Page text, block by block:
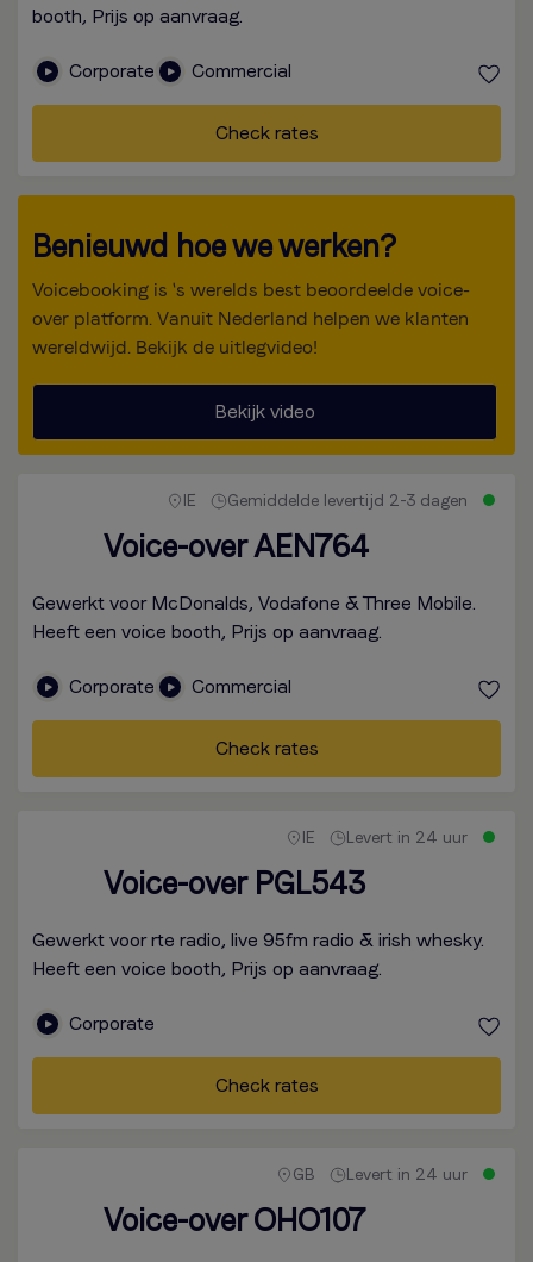
booth, Prijs op aanvraag.
Corporate Commercial
Check rates
Benieuwd hoe we werken?
Voicebooking is 's werelds best beoordeelde voice-
over platform. Vanuit Nederland helpen we klanten
wereldwijd. Bekijk de uitlegvideo!
Bekijk video
IE Gemiddelde levertijd 2-3 dagen
Voice-over AEN764
Gewerkt voor McDonalds, Vodafone & Three Mobile.
Heeft een voice booth, Prijs op aanvraag.
Corporate Commercial
Check rates
IE Levert in 24 uur
Voice-over PGL543
Gewerkt voor rte radio, live 95fm radio & irish whesky.
Heeft een voice booth, Prijs op aanvraag.
Corporate
Check rates
GB Levert in 24 uur
Voice-over OHO107